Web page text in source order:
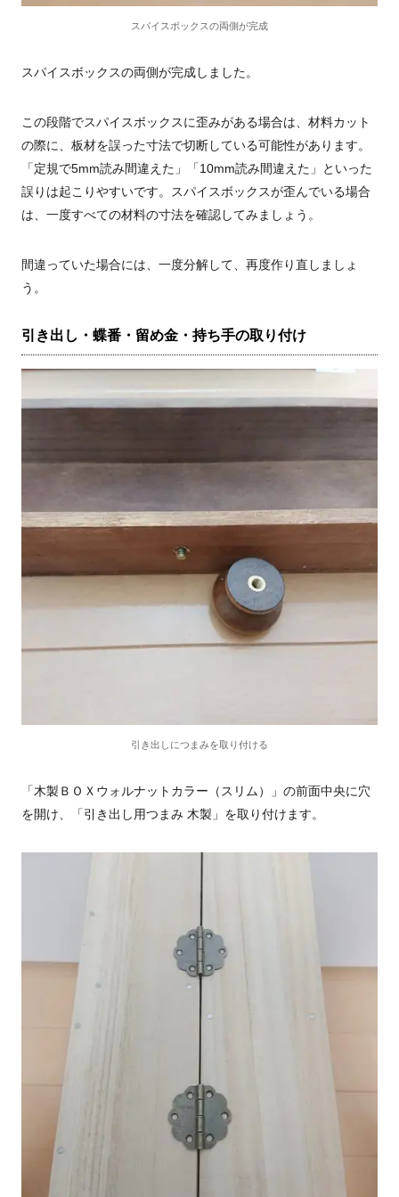
スパイスボックスの両側が完成
スパイスボックスの両側が完成しました。
この段階でスパイスボックスに歪みがある場合は、材料カット
の際に、板材を誤った寸法で切断している可能性があります。
「定規で5mm読み間違えた」「10mm読み間違えた」といった
誤りは起こりやすいです。スパイスボックスが歪んでいる場合
は、一度すべての材料の寸法を確認してみましょう。
間違っていた場合には、一度分解して、再度作り直しましょ
う。
引き出し・蝶番・留め金・持ち手の取り付け
引き出しにつまみを取り付ける
「木製ＢＯＸウォルナットカラー（スリム）」の前面中央に穴
を開け、「引き出し用つまみ 木製」を取り付けます。